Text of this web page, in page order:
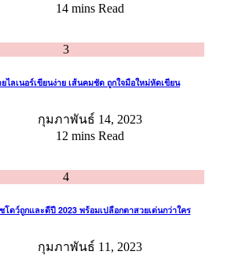
14 mins Read
3
ไลเนอร์เขียนง่าย เส้นคมชัด ถูกใจมือใหม่หัดเขียน
กุมภาพันธ์ 14, 2023
12 mins Read
4
โดว์ถูกและดีปี 2023 พร้อมเปลือกตาสวยเด่นกว่าใคร
กุมภาพันธ์ 11, 2023